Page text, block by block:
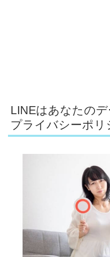
LINEはあなたの
プライバシーポリ